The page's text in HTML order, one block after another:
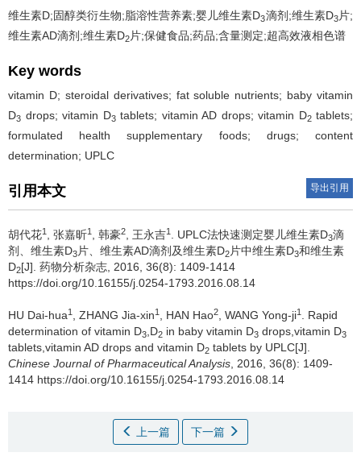
维生素D;固醇类衍生物;脂溶性营养素;婴儿维生素D3滴剂;维生素D3片;
维生素AD滴剂;维生素D2片;保健食品;药品;含量测定;超高效液相色谱
Key words
vitamin D; steroidal derivatives; fat soluble nutrients; baby vitamin
D3 drops; vitamin D3tablets; vitamin AD drops; vitamin D2tablets;
formulated health supplementary foods; drugs; content
determination; UPLC
引用本文 导出引用
胡代花1 , 张嘉昕1 , 韩豪2 , 王永吉1 UPLC法快速测定婴儿维生素D3滴
剂、维生素D3片、维生素AD滴剂及维生素D2片中维生素D3和维生素
D2[J]. 药物分析杂志, 2016, 36(8): 1409-1414
https://doi.org/10.16155/j.0254-1793.2016.08.14
HU Dai-hua1 , ZHANG Jia-xin1 , HAN Hao2 , WANG Yong-ji1
Rapid
determination of vitamin D3 ,D2 in baby vitamin D3 drops,vitamin D3
tablets,vitamin AD drops and vitamin D2 tablets by UPLC[J].
Chinese Journal of Pharmaceutical Analysis , 2016, 36(8): 1409-
1414 https://doi.org/10.16155/j.0254-1793.2016.08.14
上一篇 下一篇